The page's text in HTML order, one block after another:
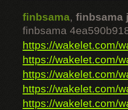
finbsama,finbsama
finbsama
https://wakelet.com/
https://wakelet.com/
https://wakelet.com/
https://wakelet.com/
https://wakelet.com/